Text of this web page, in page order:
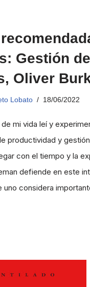
Gestión
Oliver
Lobato 18/06/2022
mi vida leí y
productividad y
con el tiempo y la
defiende en este
uno considera